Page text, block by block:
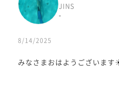
JINS
-
8/14/2025
みなさまおはようございま